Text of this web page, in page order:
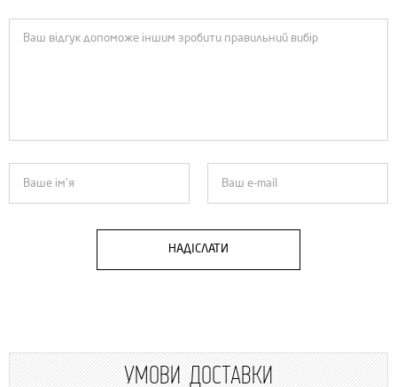
НАДІСЛАТИ
УМОВИ ДОСТАВКИ